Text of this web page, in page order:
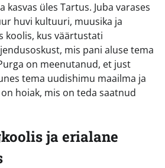
kasvas üles Tartus. Juba varases
huvi kultuuri, muusika ja
koolis, kus väärtustati
mis pani aluse tema
on meenutanud, et just
tema uudishimu maailma ja
hoiak, mis on teda saatnud
ja erialane